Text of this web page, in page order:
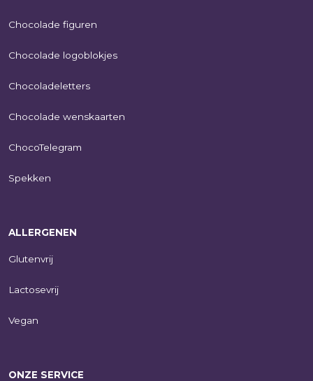
Chocolade figuren
Chocolade logoblokjes
Chocoladeletters
Chocolade wenskaarten
ChocoTelegram
Spekken
ALLERGENEN
Glutenvrij
Lactosevrij
Vegan
ONZE SERVICE